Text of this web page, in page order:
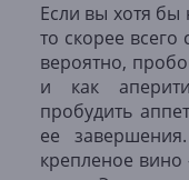
Если вы хотя бы
то скорее
вероятно,
и как
пробудить
ее
крепленое вино